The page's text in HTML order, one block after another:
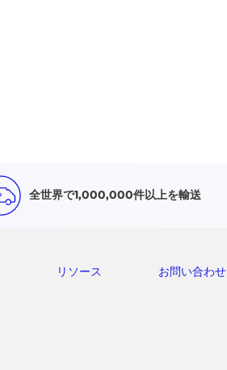
全世界で1,000,000件以上を輸送
リソース お問い合わせ